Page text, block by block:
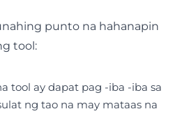
punto na hahanapin
tool:
tool ay dapat pag -iba -iba sa
ng tao na may mataas na